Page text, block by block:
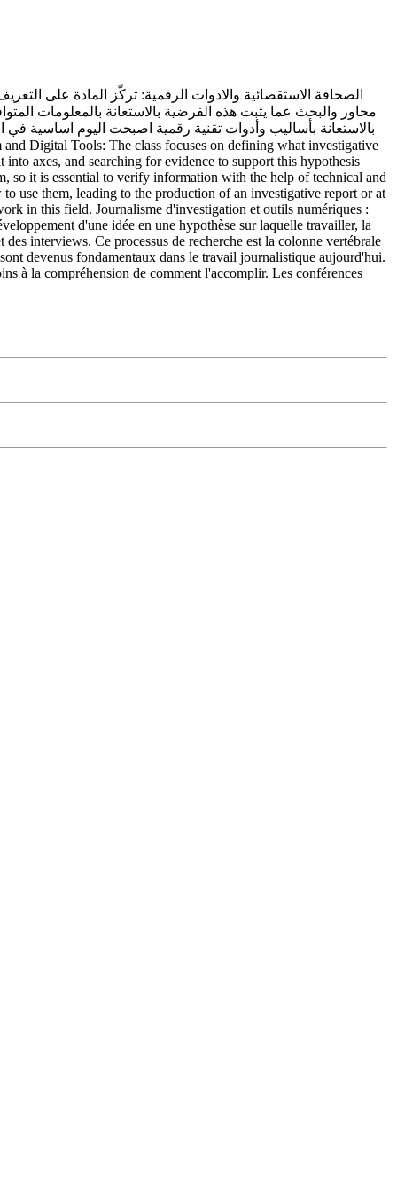
الصحافة الاستقصائية والادوات الرقمية: تركّز المادة على
محاور والبحث عما يثبت هذه الفرضية بالاستعانة بالمعلومات
بالاستعانة بأساليب وأدوات تقنية رقمية اصبحت اليوم اساسية
axes, and searching for evidence to support this hypothesis
so it is essential to verify information with the help of technical and
use them, leading to the production of an investigative report or at
in this field. Journalisme d'investigation et outils numériques :
d'une idée en une hypothèse sur laquelle travailler, la
interviews. Ce processus de recherche est la colonne vertébrale
devenus fondamentaux dans le travail journalistique aujourd'hui.
à la compréhension de comment l'accomplir. Les conférences